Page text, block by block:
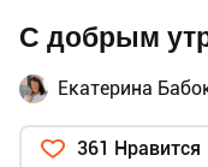
С добрым
Екатерина
361 Нравится